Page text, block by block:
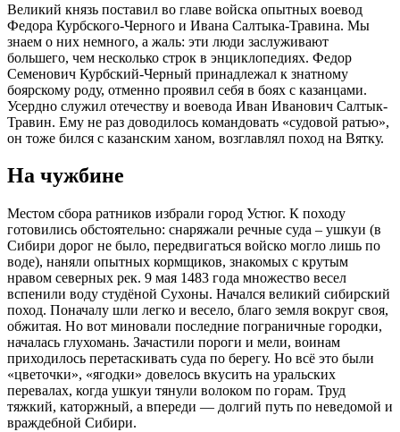
Великий князь поставил во главе войска опытных воевод
Федора Курбского-Черного и Ивана Салтыка-Травина. Мы
знаем о них немного, а жаль: эти люди заслуживают
большего, чем несколько строк в энциклопедиях. Федор
Семенович Курбский-Черный принадлежал к знатному
боярскому роду, отменно проявил себя в боях с казанцами.
Усердно служил отечеству и воевода Иван Иванович Салтык-
Травин. Ему не раз доводилось командовать «судовой ратью»,
он тоже бился с казанским ханом, возглавлял поход на Вятку.
На чужбине
Местом сбора ратников избрали город Устюг. К походу
готовились обстоятельно: снаряжали речные суда – ушкуи (в
Сибири дорог не было, передвигаться войско могло лишь по
воде), наняли опытных кормщиков, знакомых с крутым
нравом северных рек. 9 мая 1483 года множество весел
вспенили воду студёной Сухоны. Начался великий сибирский
поход. Поначалу шли легко и весело, благо земля вокруг своя,
обжитая. Но вот миновали последние пограничные городки,
началась глухомань. Зачастили пороги и мели, воинам
приходилось перетаскивать суда по берегу. Но всё это были
«цветочки», «ягодки» довелось вкусить на уральских
перевалах, когда ушкуи тянули волоком по горам. Труд
тяжкий, каторжный, а впереди — долгий путь по неведомой и
враждебной Сибири.